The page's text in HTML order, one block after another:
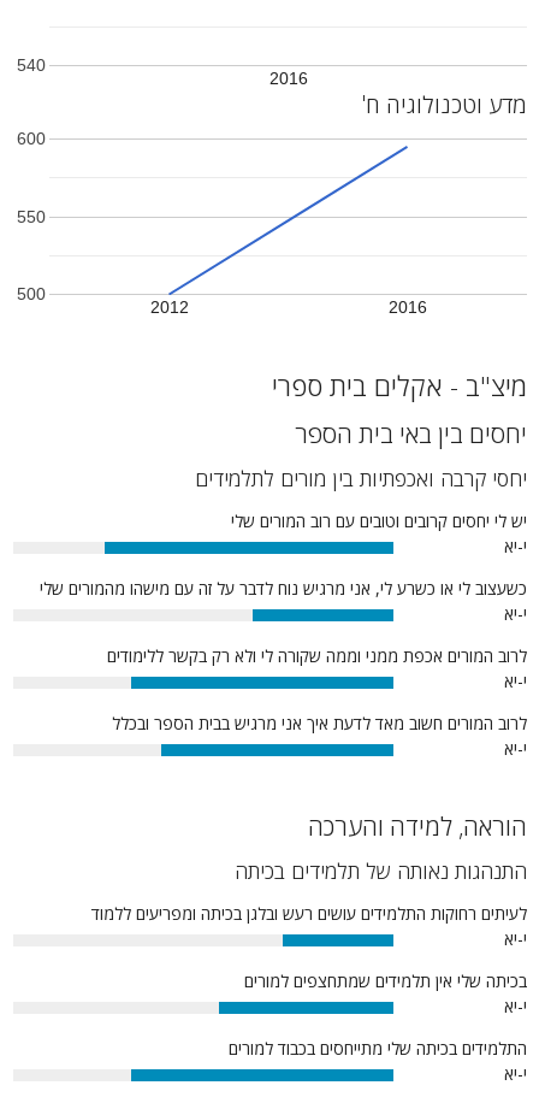
2016
540
מדע וטכנולוגיה ח'
2012 2016
500
550
600
מיצ"ב - אקלים בית ספרי
יחסים בין באי בית הספר
יחסי קרבה ואכפתיות בין מורים לתלמידים
יש לי יחסים קרובים וטובים עם רוב המורים שלי
י-יא
76%
כשעצוב לי או כשרע לי, אני מרגיש נוח לדבר על זה עם מישהו מהמורים שלי
י-יא
37%
לרוב המורים אכפת ממני וממה שקורה לי ולא רק בקשר ללימודים
י-יא
69%
לרוב המורים חשוב מאד לדעת איך אני מרגיש בבית הספר ובכלל
י-יא
61%
הוראה, למידה והערכה
התנהגות נאותה של תלמידים בכיתה
לעיתים רחוקות התלמידים עושים רעש ובלגן בכיתה ומפריעים ללמוד
י-יא
29%
בכיתה שלי אין תלמידים שמתחצפים למורים
י-יא
46%
התלמידים בכיתה שלי מתייחסים בכבוד למורים
י-יא
69%